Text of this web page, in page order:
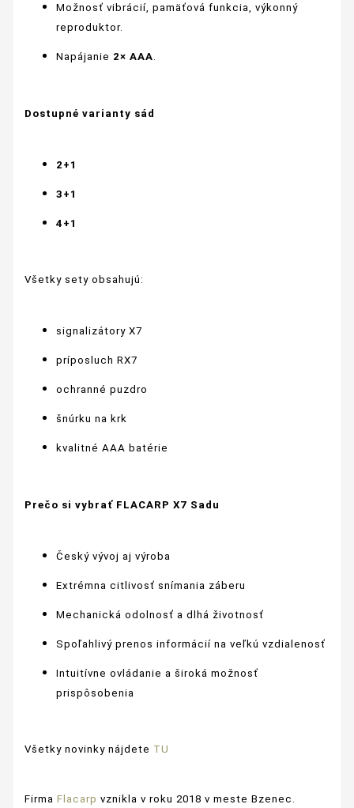
Možnosť vibrácií, pamäťová funkcia, výkonný
reproduktor.
Napájanie 2× AAA.
Dostupné varianty sád
2+1
3+1
4+1
Všetky sety obsahujú:
signalizátory X7
príposluch RX7
ochranné puzdro
šnúrku na krk
kvalitné AAA batérie
Prečo si vybrať FLACARP X7 Sadu
Český vývoj aj výroba
Extrémna citlivosť snímania záberu
Mechanická odolnosť a dlhá životnosť
Spoľahlivý prenos informácií na veľkú vzdialenosť
Intuitívne ovládanie a široká možnosť
prispôsobenia
Všetky novinky nájdete TU
Firma Flacarp vznikla v roku 2018 v meste Bzenec.